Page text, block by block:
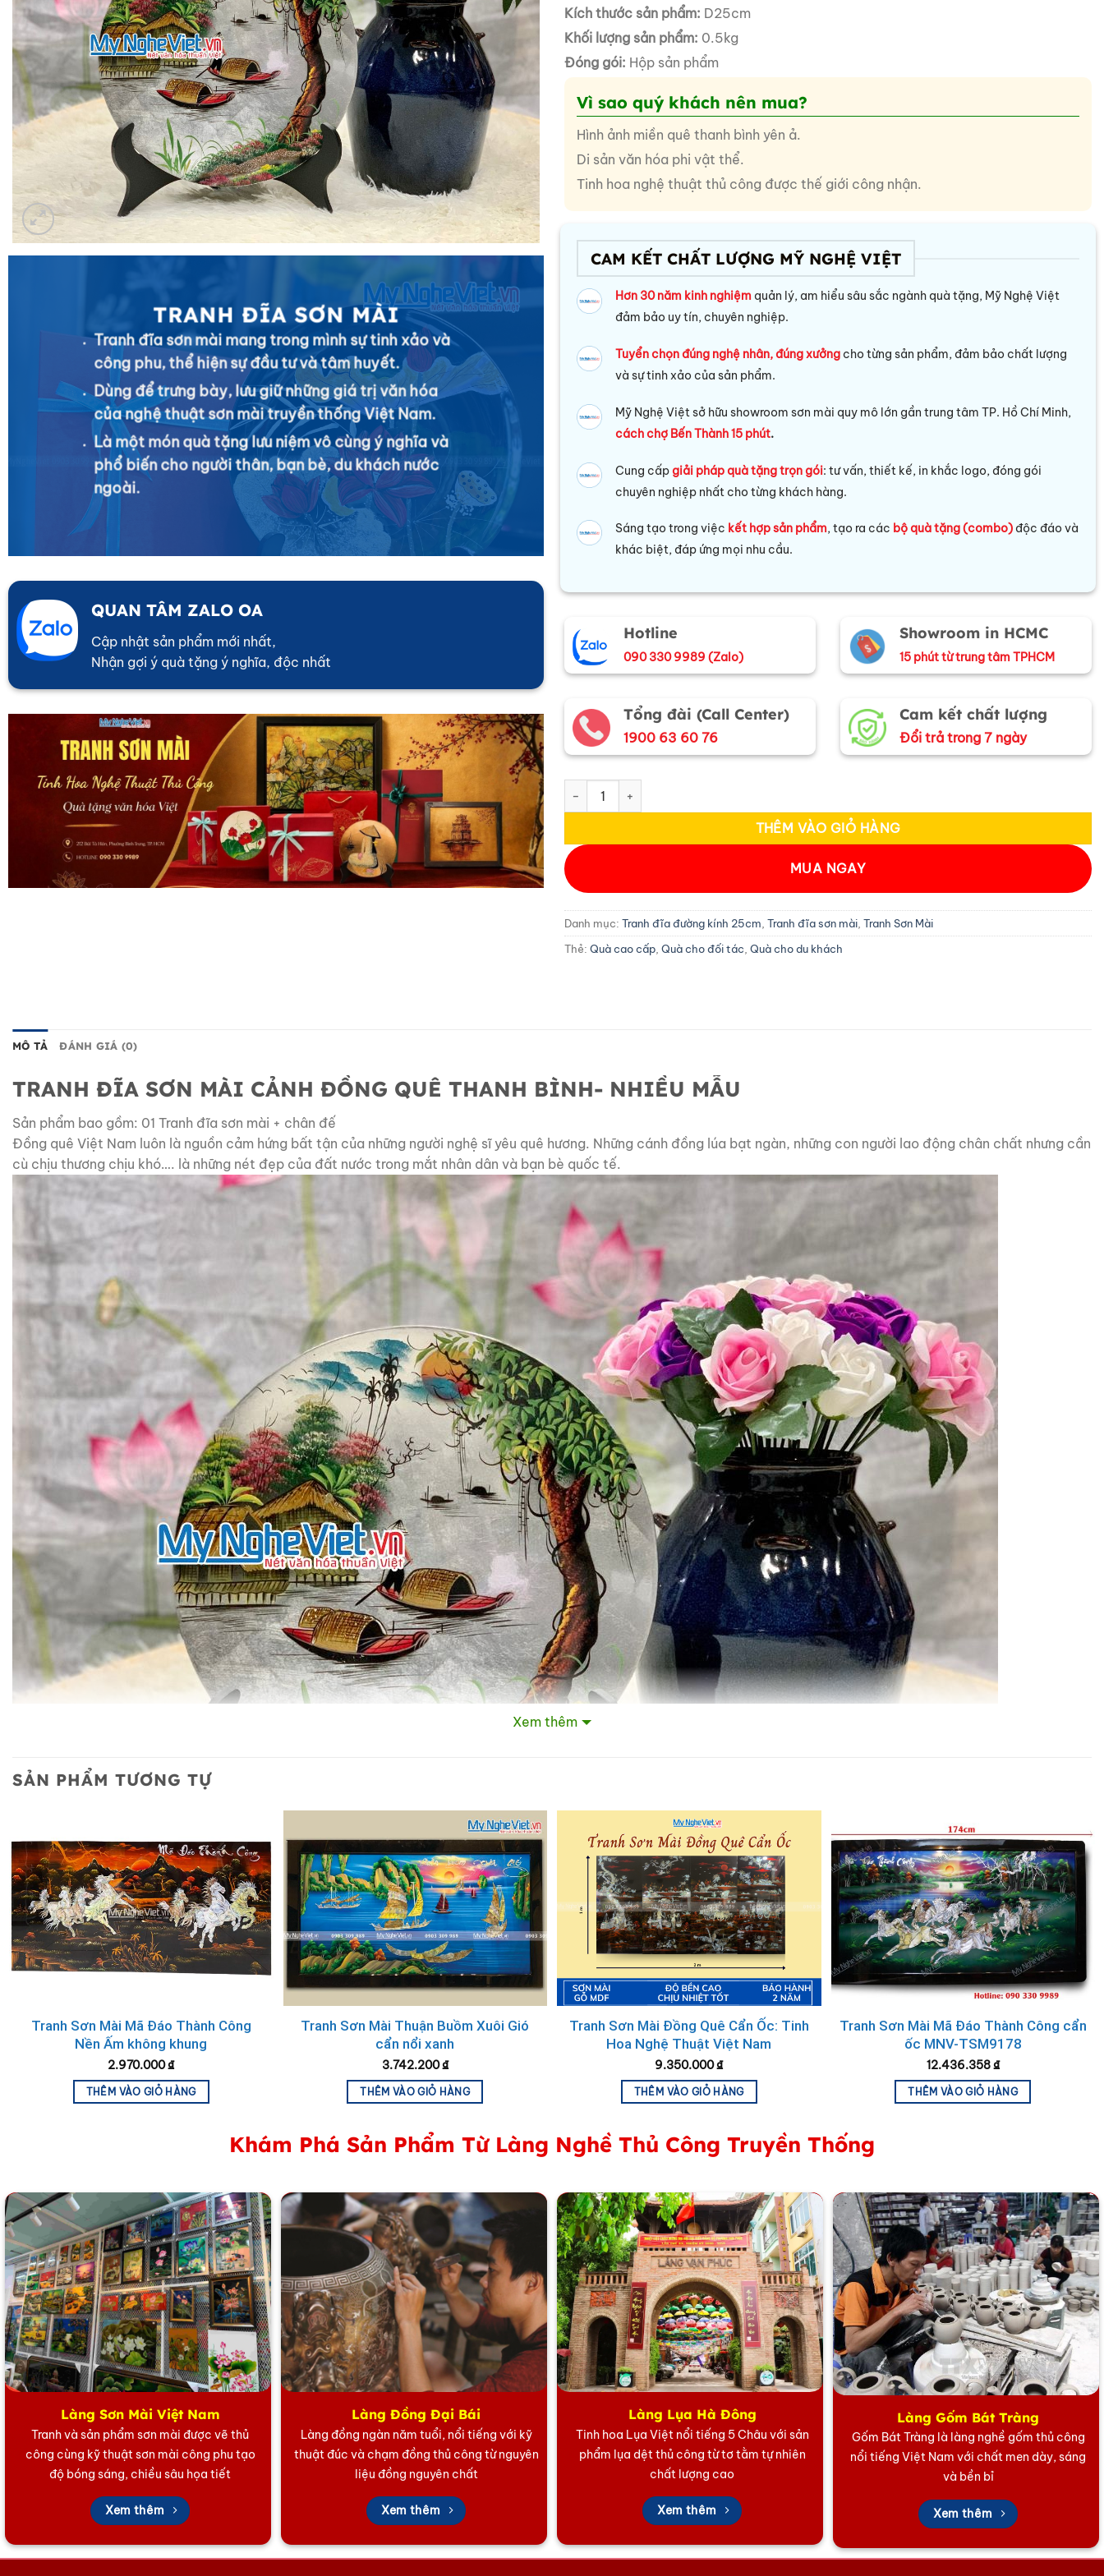
TRANH ĐĨA SƠN MÀI
Tranh đĩa sơn mài mang trong mình sự tinh xảo và
công phu, thể hiện sự đầu tư và tâm huyết.
Dùng để trưng bày, lưu giữ những giá trị văn hóa
của nghệ thuật sơn mài truyền thống Việt Nam.
Là một món quà tặng lưu niệm vô cùng ý nghĩa và
phổ biến cho người thân, bạn bè, du khách nước
ngoài.
QUAN TÂM ZALO OA
Cập nhật sản phẩm mới nhất,
Nhận gợi ý quà tặng ý nghĩa, độc nhất
Kích thước sản phẩm: D25cm
Khối lượng sản phẩm: 0.5kg
Đóng gói: Hộp sản phẩm
Vì sao quý khách nên mua?
Hình ảnh miền quê thanh bình yên ả.
Di sản văn hóa phi vật thể.
Tinh hoa nghệ thuật thủ công được thế giới công nhận.
CAM KẾT CHẤT LƯỢNG MỸ NGHỆ VIỆT
Hơn 30 năm kinh nghiệm quản lý, am hiểu sâu sắc ngành quà tặng, Mỹ Nghệ Việt
đảm bảo uy tín, chuyên nghiệp.
Tuyển chọn đúng nghệ nhân, đúng xưởng cho từng sản phẩm, đảm bảo chất lượng
và sự tinh xảo của sản phẩm.
Mỹ Nghệ Việt sở hữu showroom sơn mài quy mô lớn gần trung tâm TP. Hồ Chí Minh,
cách chợ Bến Thành 15 phút.
Cung cấpgiải pháp quà tặng trọn gói: tư vấn, thiết kế, in khắc logo, đóng gói
chuyên nghiệp nhất cho từng khách hàng.
Sáng tạo trong việc kết hợp sản phẩm, tạo ra các bộ quà tặng (combo) độc đáo và
khác biệt, đáp ứng mọi nhu cầu.
Hotline
090 330 9989 (Zalo)
Showroom in HCMC
15 phút từ trung tâm TPHCM
Tổng đài (Call Center)
1900 63 60 76
Cam kết chất lượng
Đổi trả trong 7 ngày
Tranh Đĩa Sơn Mài Cảnh Đồng Quê nhiều mẫu TD25-2 số lượng
THÊM VÀO GIỎ HÀNG
MUA NGAY
Danh mục: Tranh đĩa đường kính 25cm, Tranh đĩa sơn mài, Tranh Sơn Mài
Thẻ: Quà cao cấp, Quà cho đối tác, Quà cho du khách
MÔ TẢ ĐÁNH GIÁ (0)
TRANH ĐĨA SƠN MÀI CẢNH ĐỒNG QUÊ THANH BÌNH- NHIỀU MẪU
Sản phẩm bao gồm: 01 Tranh đĩa sơn mài + chân đế
Đồng quê Việt Nam luôn là nguồn cảm hứng bất tận của những người nghệ sĩ yêu quê hương. Những cánh đồng lúa bạt ngàn, những con người lao động chân chất nhưng cần
cù chịu thương chịu khó…. là những nét đẹp của đất nước trong mắt nhân dân và bạn bè quốc tế.
Cácbức tranhphong cảnh làng quê Việt Nam
với những hình ảnh quen thuộc như gốc đa giếng nước, cậu bé chăn trâu thổi sáo,…Những hình ảnh của làng quê vừa mộc
mạc, giản dị lại vừa thể hiện vẻ đẹp thơ mộng, yên bình của làng quê Việt Nam. Những hình ảnh từ tranh làng quê này gợi nhớ cho chúng ta nỗi nhớ nhung mam mác về sự
yên bình không thể phai nhòa trong tâm thức mỗi người dân Việt.
Xã hội ngày càng hiện đại, những hình ảnh quen thuộc của phong cảnh làng quê Việt Nam dần được thay thể bởi những khu công nghiệp với những nhà máy, máy móc hiện
đại,…khiến bạn không được ngắm những hình ảnh đẹp của quê hương thân thương ngày xưa nữa. Chính vì thế, bằng những nét vẽ tinh tế, các họa sĩ đã sáng tạo nên những
bức tranh phong cảnh làng quê Việt Nam để giúp bạn có thể lại được thấy những hình ảnh thân thuộc của tuổi thơ.
Những bức tranh phong cảnh làng quê sẽ mang lại cho bạn cảm giác yên bình và thoải mái.
Không chỉ thế, chúng cũng khiến cho không gian căn phòng của bạn trở nên tươi mới và độc đáo hơn.
sẽ giúp bạn vơi đi phần nào nỗi nhớ về quê nhà thân thương với những hình ảnh thân thuộc được
Không chỉ thế, nó còn giúp cho những người gốc thành thị có thể hiểu hơn về cuộc sống của người dân Việt xưa khi những hình ảnh của làng quê dần được thay thế bởi
những khu đô thị, khu công nghiệp hiện đại.
Các bức tranh phong cảnh làng quê nếu được trang trí ở phòng khách sẽ làm cho không gian nơi đây trở nên vô cùng độc đáo và sang trọng.
Cácbức tranh phong cảnh làng quê
cũng được nhiều người lựa chọn để làm quà cho người thân hoặc bạn bè đang sinh sống ở nước ngoài để giúp họ vơi đi nỗi nhớ quê
nhà qua những hình ảnh thân thuộc của làng quê.
Xem thêm
SẢN PHẨM TƯƠNG TỰ
Tranh Sơn Mài Mã Đáo Thành Công
Nền Ấm không khung
2.970.000₫
THÊM VÀO GIỎ HÀNG
Tranh Sơn Mài Thuận Buồm Xuôi Gió
cẩn nổi xanh
3.742.200₫
THÊM VÀO GIỎ HÀNG
Tranh Sơn Mài Đồng Quê Cẩn Ốc: Tinh
Hoa Nghệ Thuật Việt Nam
9.350.000₫
THÊM VÀO GIỎ HÀNG
Tranh Sơn Mài Mã Đáo Thành Công cẩn
ốc MNV-TSM9178
12.436.358₫
THÊM VÀO GIỎ HÀNG
Khám Phá Sản Phẩm Từ Làng Nghề Thủ Công Truyền Thống
Làng Sơn Mài Việt Nam
Tranh và sản phẩm sơn mài được vẽ thủ
công cùng kỹ thuật sơn mài công phu tạo
độ bóng sáng, chiều sâu họa tiết
Xem thêm
Làng Đồng Đại Bái
Làng đồng ngàn năm tuổi, nổi tiếng với kỹ
thuật đúc và chạm đồng thủ công từ nguyên
liệu đồng nguyên chất
Xem thêm
Làng Lụa Hà Đông
Tinh hoa Lụa Việt nổi tiếng 5 Châu với sản
phẩm lụa dệt thủ công từ tơ tằm tự nhiên
chất lượng cao
Xem thêm
Làng Gốm Bát Tràng
Gốm Bát Tràng là làng nghề gốm thủ công
nổi tiếng Việt Nam với chất men dày, sáng
và bền bỉ
Xem thêm